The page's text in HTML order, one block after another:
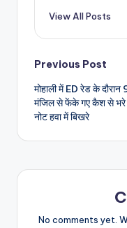
View All Posts
Post
Previous Post
मोहाली में ED रेड के दौरान
मंजिल से फेंके गए कैश से भरे
नोट हवा में बिखरे
No comments yet.